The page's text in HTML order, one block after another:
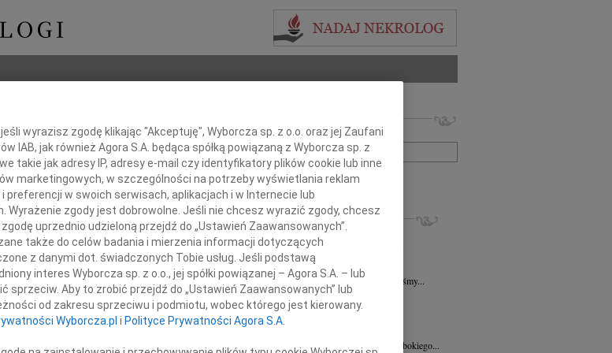
otuchy
Imię i nazwisko lub numer ogłoszenia:
+ szukanie zaawansowane
INNE NEKROLOGI
Tadeusz Kotłowski 06.08.2026
W dniu 3 sierpnia 2026 roku zmarł prof. dr...
Henryk Paplaczyk 06.08.2026
Z głębokim smutkiem i poruszeniem przyjęliśmy...
Henryk Paplaczyk
06.08.2026
Z głębokim smutkiem i żalem przyjęliśmy...
05.08.2026
Adw. Mariuszowi Paplaczykowi wyrazy głębokiego...
wyrazisz zgodę klikając "Akceptuję", Wyborcza sp. z o.o. oraz jej Zaufani
IAB, jak również Agora S.A. będąca spółką powiązaną z Wyborcza sp. z
takie jak adresy IP, adresy e-mail czy identyfikatory plików cookie lub inne
marketingowych, w szczególności na potrzeby wyświetlania reklam
w swoich serwisach, aplikacjach i w Internecie lub
zgody jest dobrowolne. Jeśli nie chcesz wyrazić zgody, chcesz
uprzednio udzieloną przejdź do „Ustawień Zaawansowanych”.
także do celów badania i mierzenia informacji dotyczących
z danymi dot. świadczonych Tobie usług. Jeśli podstawą
interes Wyborcza sp. z o.o., jej spółki powiązanej – Agora S.A. – lub
sprzeciw. Aby to zrobić przejdź do „Ustawień Zaawansowanych” lub
od zakresu sprzeciwu i podmiotu, wobec którego jest kierowany.
Wyborcza.pl i Polityce Prywatności Agora S.A.